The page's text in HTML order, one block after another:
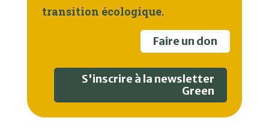
transition écologique.
Faire un don
S'inscrire à la newsletter
Green